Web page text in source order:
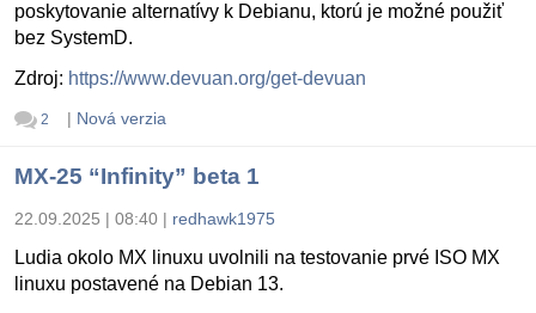
poskytovanie alternatívy k Debianu, ktorú je možné použiť
bez SystemD.
Zdroj: https://www.devuan.org/get-devuan
2 | Nová verzia
MX-25 “Infinity” beta 1
22.09.2025 | 08:40 | redhawk1975
Ludia okolo MX linuxu uvolnili na testovanie prvé ISO MX
linuxu postavené na Debian 13.